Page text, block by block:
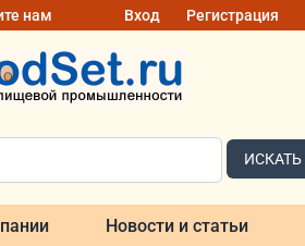
нам Вход Регистрация
ИСКАТЬ
Новости и статьи